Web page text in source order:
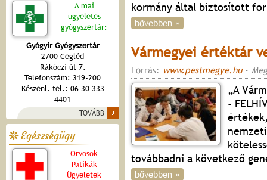
A mai
ügyeletes
gyógyszertár:
Gyógyír Gyógyszertár
2700 Cegléd
Rákóczi út 7.
Telefonszám: 319-200
Készenl. tel.: 06 30 333
4401
TOVÁBB
Egészségügy
Orvosok
Patikák
Ügyeletek
kormány által biztosított
bővebben »
Vármegyei értéktár
Forrás: www.pestmegye.hu-
„A
-
továbbadni a következő
bővebben »